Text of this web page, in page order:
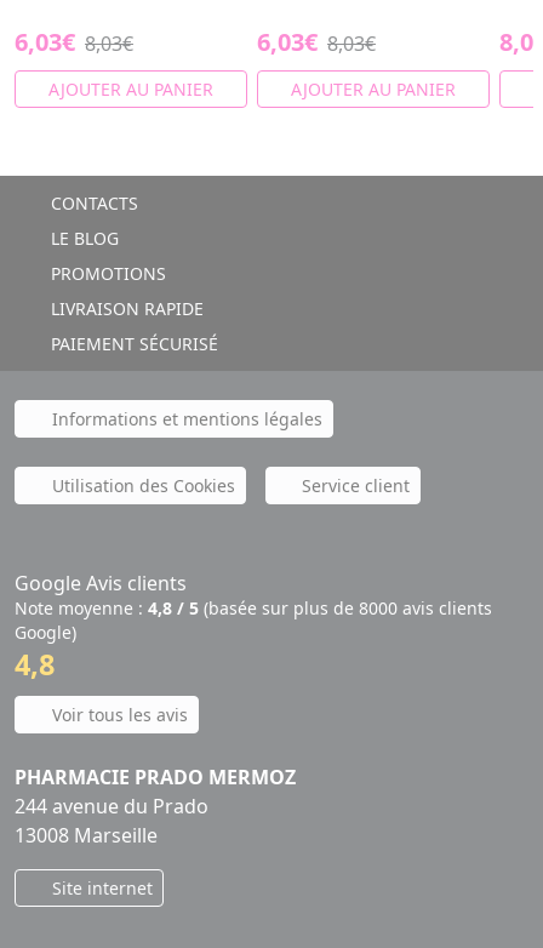
6,03€ 8,03€
AJOUTER AU PANIER
6,03€ 8,03€
AJOUTER AU PANIER
CONTACTS
LE BLOG
PROMOTIONS
LIVRAISON RAPIDE
PAIEMENT SÉCURISÉ
Informations et mentions légales
Utilisation des Cookies Service client
Google Avis clients
Note moyenne : 4,8 / 5 (basée sur plus de 8000 avis clients
Google)
4,8
Voir tous les avis
PHARMACIE PRADO MERMOZ
244 avenue du Prado
13008 Marseille
Site internet